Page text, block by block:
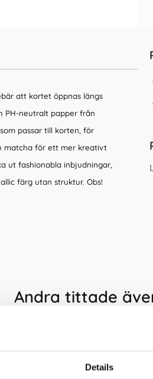
Details
att kortet öppnas längs
PH-neutralt papper från
passar till korten, för
matcha för ett mer kreativt
ut fashionabla inbjudningar,
färg utan struktur. Obs!
Andra tittade